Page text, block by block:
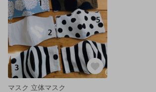
マスク 立体マスク